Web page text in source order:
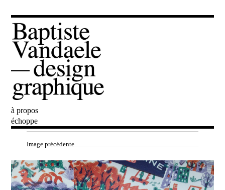
Baptiste Vandaele
à propos
échoppe
Image précédente